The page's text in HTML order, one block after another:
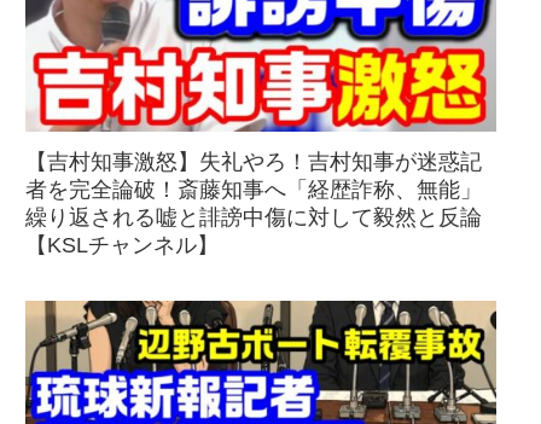
【吉村知事激怒】失礼やろ！吉村知事が迷惑記
者を完全論破！斎藤知事へ「経歴詐称、無能」
繰り返される嘘と誹謗中傷に対して毅然と反論
【KSLチャンネル】